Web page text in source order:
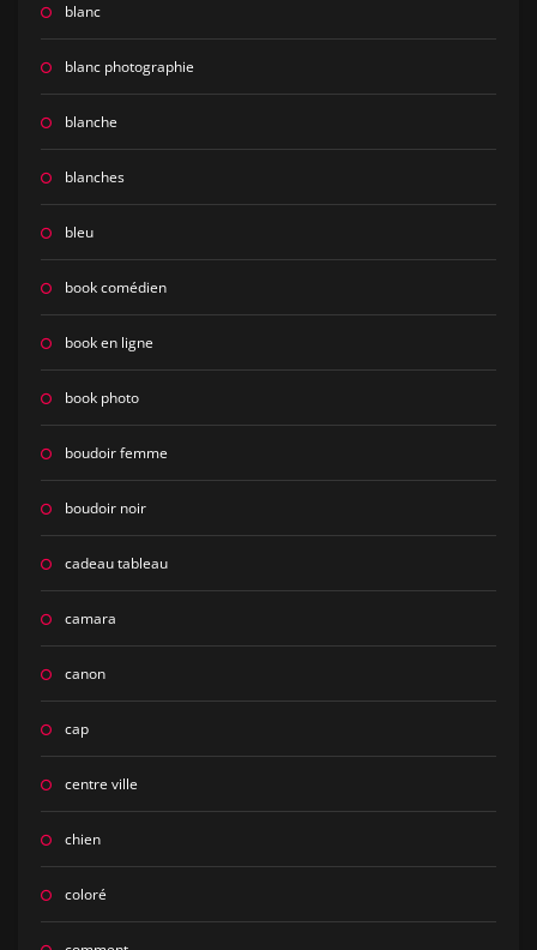
blanc
blanc photographie
blanche
blanches
bleu
book comédien
book en ligne
book photo
boudoir femme
boudoir noir
cadeau tableau
camara
canon
cap
centre ville
chien
coloré